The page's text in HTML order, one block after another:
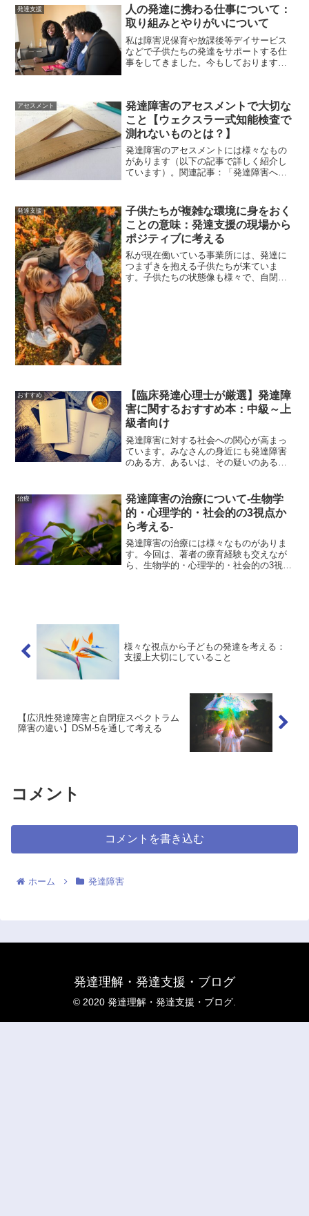
てあるように思います。それでは、子育
てにおいて上手な〝叱...
発達支援
人の発達に携わる仕事について：
取り組みとやりがいについて
私は障害児保育や放課後等デイサービス
などで子供たちの発達をサポートする仕
事をしてきました。今もしております。
歴4年、放課後等デイサー...
アセスメント
発達障害のアセスメントで大切な
こと【ウェクスラー式知能検査で
測れないものとは？】
発達障害のアセスメントには様々なもの
があります（以下の記事で詳しく紹介し
ています）。関連記事：「発達障害への
理解を深め、より良い支援に繋げていく
ために行うものです。アセ...
発達支援
子供たちが複雑な環境に身をおく
ことの意味：発達支援の現場から
ポジティブに考える
私が現在働いている事業所には、発達に
つまずきを抱える子供たちが来ていま
す。子供たちの状態像も様々で、自閉
おすすめ
【臨床発達心理士が厳選】発達障
害に関するおすすめ本：中級～上
級者向け
発達障害に対する社会への関心が高まっ
ています。みなさんの身近にも発達障害
のある方、あるいは、その疑いのある方
のある方についてどのような理解が必要
なのか？発達障害児・者支...
治療
発達障害の治療について-生物学
的・心理学的・社会的の3視点か
ら考える-
発達障害の治療には様々なものがありま
す。今回は、著者の療育経験も交えなが
ら、生物学的・心理学的・社会的の3視点
様々な視点から子どもの発達を考える：
支援上大切にしていること
【広汎性発達障害と自閉症スペクトラム
障害の違い】DSM-5を通して考える
コメント
コメントを書き込む
ホーム 発達障害
発達理解・発達支援・ブログ
© 2020 発達理解・発達支援・ブログ.